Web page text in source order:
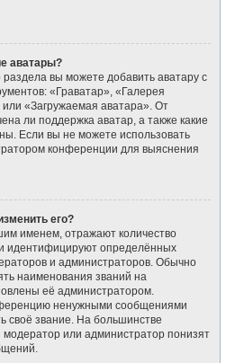
аватары?
вы можете добавить аватару с
«Граватар», «Галерея
«Загружаемая аватара». От
ли поддержка аватар, а также какие
Если вы не можете использовать
конференции для выяснения
его?
именем, отражают количество
идентифицируют определённых
и администраторов. Обычно
наименования званий на
её администратором.
ненужными сообщениями
своё звание. На большинстве
или администратор понизят